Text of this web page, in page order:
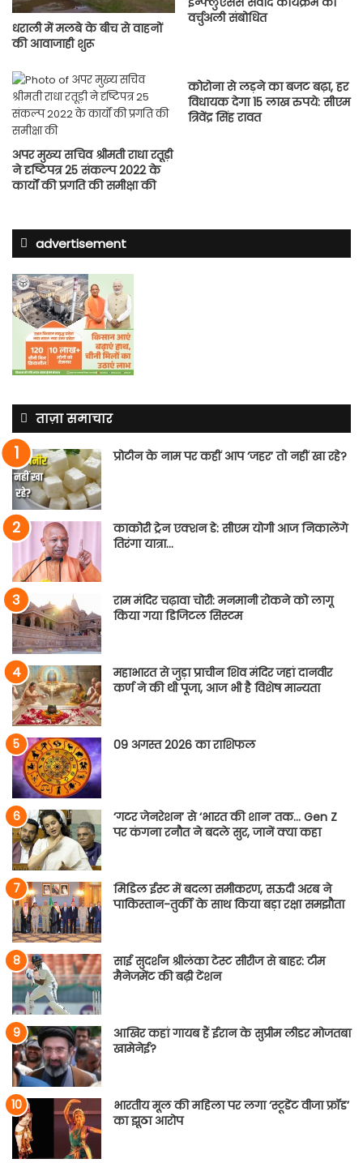
धराली में मलबे के बीच से वाहनों
की आवाजाही शुरू
वर्चुअली संबोधित
अपर मुख्य सचिव श्रीमती राधा रतूड़ी
ने दृष्टिपत्र 25 संकल्प 2022 के
कार्यों की प्रगति की समीक्षा की
कोरोना से लड़ने का बजट बढ़ा, हर
विधायक देगा 15 लाख रुपये: सीएम
त्रिवेंद्र सिंह रावत
advertisement
ताज़ा समाचार
प्रोटीन के नाम पर कहीं आप ‘जहर’ तो नहीं खा रहे?
काकोरी ट्रेन एक्शन डे: सीएम योगी आज निकालेंगे
तिरंगा यात्रा…
राम मंदिर चढ़ावा चोरी: मनमानी रोकने को लागू
किया गया डिजिटल सिस्टम
महाभारत से जुड़ा प्राचीन शिव मंदिर जहां दानवीर
कर्ण ने की थी पूजा, आज भी है विशेष मान्यता
09 अगस्त 2026 का राशिफल
‘गटर जेनरेशन’ से ‘भारत की शान’ तक… Gen Z
पर कंगना रनौत ने बदले सुर, जानें क्या कहा
मिडिल ईस्ट में बदला समीकरण, सऊदी अरब ने
पाकिस्तान-तुर्की के साथ किया बड़ा रक्षा समझौता
साई सुदर्शन श्रीलंका टेस्ट सीरीज से बाहर: टीम
मैनेजमेंट की बढ़ी टेंशन
आखिर कहां गायब हैं ईरान के सुप्रीम लीडर मोजतबा
खामेनेई?
भारतीय मूल की महिला पर लगा ‘स्टूडेंट वीजा फ्रॉड’
का झूठा आरोप